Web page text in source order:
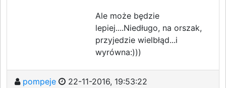
Ale może będzie
lepiej....Niedługo, na orszak,
przyjedzie wielbłąd...i
wyrówna:)))
pompeje
22-11-2016, 19:53:22